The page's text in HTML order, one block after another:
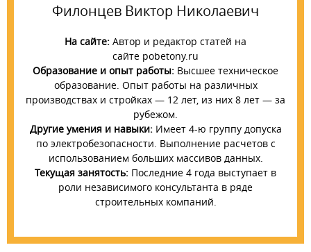
Филонцев Виктор Николаевич
На сайте: Автор и редактор статей на
сайте pobetony.ru
Образование и опыт работы: Высшее техническое
образование. Опыт работы на различных
производствах и стройках — 12 лет, из них 8 лет — за
рубежом.
Другие умения и навыки:Имеет 4-ю группу допуска
по электробезопасности. Выполнение расчетов с
использованием больших массивов данных.
Текущая занятость: Последние 4 года выступает в
роли независимого консультанта в ряде
строительных компаний.